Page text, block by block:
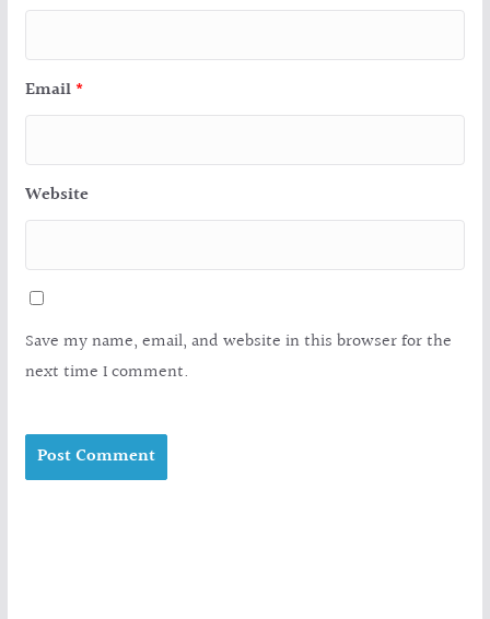
Email *
Website
Save my name, email, and website in this browser for the
next time I comment.